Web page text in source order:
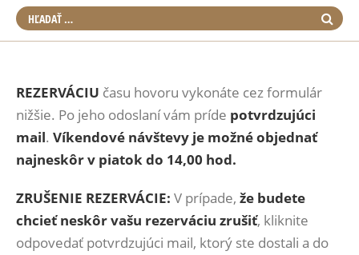
REZERVÁCIU času hovoru vykonáte cez formulár
nižšie. Po jeho odoslaní vám príde potvrdzujúci
mail. Víkendové návštevy je možné objednať
najneskôr v piatok do 14,00 hod.
ZRUŠENIE REZERVÁCIE: V prípade, že budete
chcieť neskôr vašu rezerváciu zrušiť, kliknite
odpovedať potvrdzujúci mail, ktorý ste dostali a do